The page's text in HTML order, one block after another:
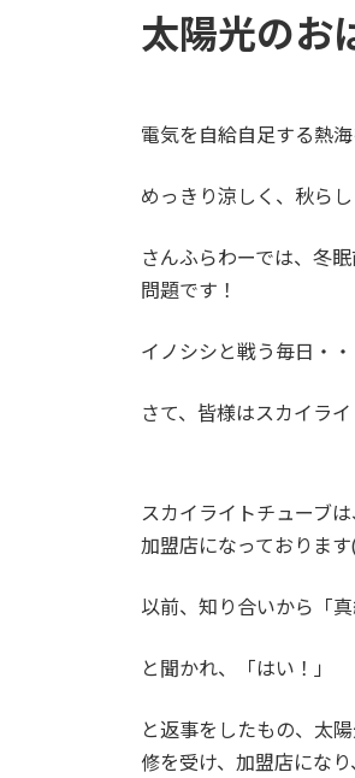
太陽光のお
電気を自給自足する熱
めっきり涼しく、秋ら
さんふらわーでは、冬
問題です！
イノシシと戦う毎日・・
さて、皆様はスカイラ
スカイライトチューブ
加盟店になっておりま
以前、知り合いから「
と聞かれ、「はい！」
と返事をしたもの、太
修を受け、加盟店にな